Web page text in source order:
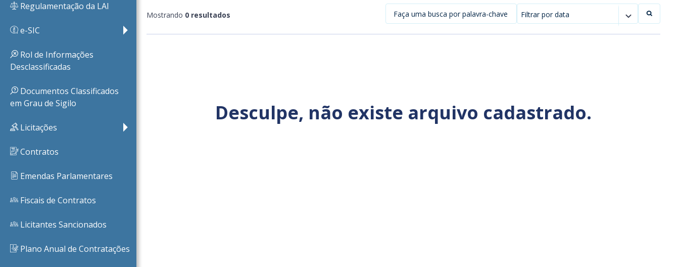
Mamanguape
Regulamentação da LAI
e-SIC
Rol de Informações
Desclassificadas
Documentos Classificados
em Grau de Sigilo
Licitações
Contratos
Emendas Parlamentares
Fiscais de Contratos
Licitantes Sancionados
Plano Anual de Contratações
Mostrando 0 resultados Filtrar por data
Desculpe, não existe arquivo cadastrado.